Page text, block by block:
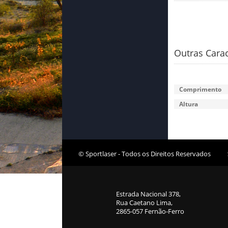
Outras
Comprimento
Altura
© Sportlaser - Todos os Direitos Reservados
Estrada Nacional 378,
Rua Caetano Lima,
2865-057 Fernão-Ferro